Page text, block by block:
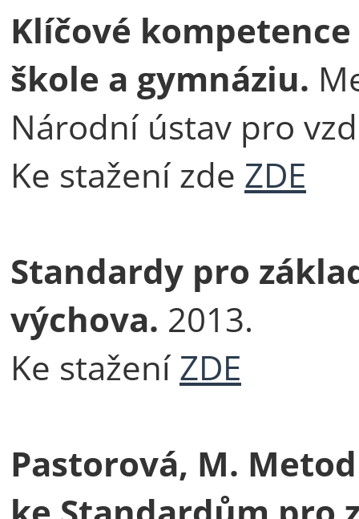
Klíčové
škole a gymnáziu.
Národní ústav pro
Ke stažení zde ZDE
Standardy pro
výchova. 2013.
Ke staženíZDE
Pastorová, M.